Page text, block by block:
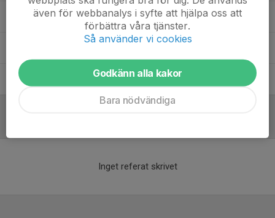
Mattias MarkströmLedare
Tobias WesterLedare
Inget referat skrivet
även för webbanalys i syfte att hjälpa oss att
förbättra våra tjänster.
Så använder vi cookies
Godkänn alla kakor
Bara nödvändiga